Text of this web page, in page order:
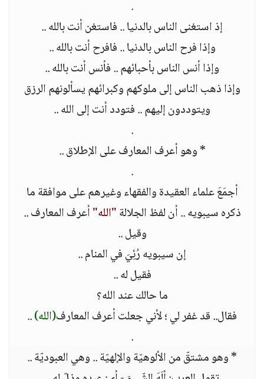
.
إذ استغنى الناس بالدنيا .. فاستغن أنت بالله ..
وإذا فرح الناس بالدنيا .. فافرح أنت بالله ..
وإذا أنس الناس بأحبائهم .. فأنس أنت بالله ..
وإذا ذهب الناس إلى ملوكهم وكبرائهم يسألونهم الرزق
ويتوددون إليهم .. فتودد أنت إلى الله ..
.
* وهو أعرف المعارف على الإطلاق ..
.
أجمَعَ علماء العقيدة والفقهاء وغيرهم على موافقة ما
ذكره سيبويه .. أن لفظ الجلالة"الله"أعرف المعارف ..
وقيل ..
إن سيبويه رُئِيَ في المنام ..
فقيل له ..
ما حالك عند الله؟
فقال.. قد غفر لي ؛ لأني جعلت أعرف المعارف(الله)..
.
* وهو مشتقّ من الألوهيّة والإلهيّة .. وهي العبوديّة ..